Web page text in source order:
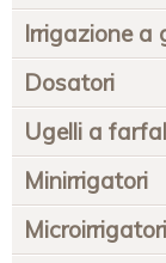
Irrigazione a
Dosatori
Ugelli a
Minirrigatori
Microirrigatori